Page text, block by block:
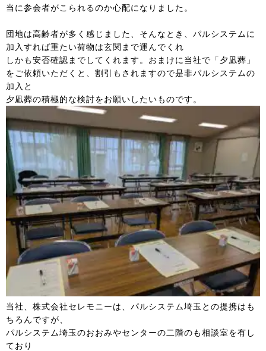
当に参会者がこられるのか心配になりました。
団地は高齢者が多く感じました、そんなとき、パルシステムに
加入すれば重たい荷物は玄関まで運んでくれ
しかも安否確認までしてくれます。おまけに当社で「夕凪葬」
をご依頼いただくと、割引もされますので是非パルシステムの
加入と
夕凪葬の積極的な検討をお願いしたいものです。
当社、株式会社セレモニーは、パルシステム埼玉との提携はも
ちろんですが、
パルシステム埼玉のおおみやセンターの二階のも相談室を有し
ており